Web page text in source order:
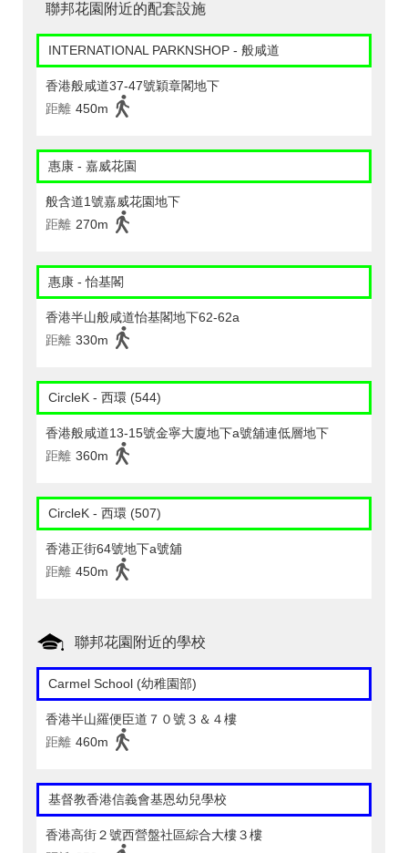
聯邦花園附近的配套設施
INTERNATIONAL PARKNSHOP - 般咸道
香港般咸道37-47號穎章閣地下
距離 450m
惠康 - 嘉威花園
般含道1號嘉威花園地下
距離 270m
惠康 - 怡基閣
香港半山般咸道怡基閣地下62-62a
距離 330m
CircleK - 西環 (544)
香港般咸道13-15號金寧大廈地下a號舖連低層地下
距離 360m
CircleK - 西環 (507)
香港正街64號地下a號舖
距離 450m
聯邦花園附近的學校
Carmel School (幼稚園部)
香港半山羅便臣道７０號３＆４樓
距離 460m
基督教香港信義會基恩幼兒學校
香港高街２號西營盤社區綜合大樓３樓